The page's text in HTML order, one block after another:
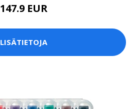
147.9 EUR
LISÄTIETOJA